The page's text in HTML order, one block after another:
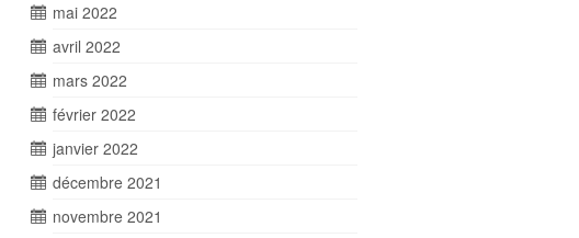
mai 2022
avril 2022
mars 2022
février 2022
janvier 2022
décembre 2021
novembre 2021